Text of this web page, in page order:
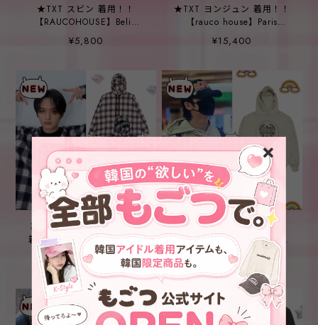
★TXT スビン 着用！！
【RAUCOHOUSE】Belin
(UNISEX)
¥5,800
★TXT ヨンジュン 着用！！
【rauco house】Paris
Hooded Zip-Up / Paris
Sweat Pants
¥15,400
再入庫！★Stray Kids リノ
着用！！【Raucohouse】キ
ルナ フード オーバーサイズ
チェック シャツ
¥9,900
★Stray Kids アイエン 着
用！！【Raucohouse】スタ
ー サークル ルーズ ピグメ
ント フード
¥7,900